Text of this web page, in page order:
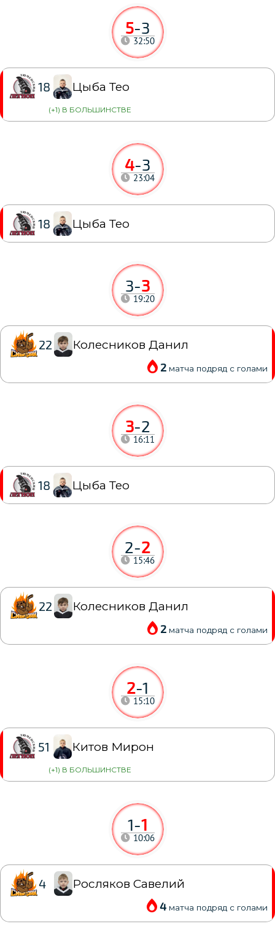
1-1
10:06
4 Росляков Савелий
4 матча подряд с голами
2-1
15:10
51 Китов Мирон
(+1) В БОЛЬШИНСТВЕ
2-2
15:46
22 Колесников Данил
2 матча подряд с голами
3-2
16:11
18 Цыба Тео
3-3
19:20
22 Колесников Данил
2 матча подряд с голами
4-3
23:04
18 Цыба Тео
5-3
32:50
18 Цыба Тео
(+1) В БОЛЬШИНСТВЕ